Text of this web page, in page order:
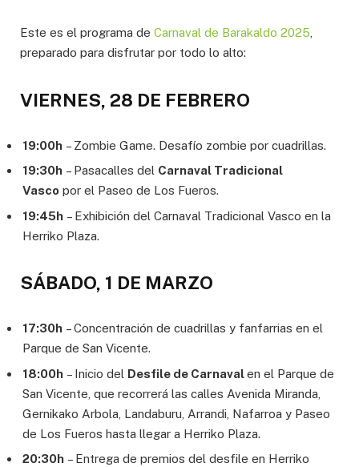
Este es el programa de Carnaval de Barakaldo 2025
preparado para disfrutar por todo lo alto:
VIERNES, 28 DE FEBRERO
19:00h – Zombie Game. Desafío zombie por cuadrillas.
19:30h – Pasacalles del Carnaval Tradicional
Vasco por el Paseo de Los Fueros.
19:45h – Exhibición del Carnaval Tradicional Vasco en la
Herriko Plaza.
SÁBADO, 1 DE MARZO
17:30h – Concentración de cuadrillas y fanfarrias en el
Parque de San Vicente.
18:00h – Inicio del Desfile de Carnavalen el Parque de
San Vicente, que recorrerá las calles Avenida Miranda,
Gernikako Arbola, Landaburu, Arrandi, Nafarroa y Paseo
de Los Fueros hasta llegar a Herriko Plaza.
20:30h – Entrega de premios del desfile en Herriko